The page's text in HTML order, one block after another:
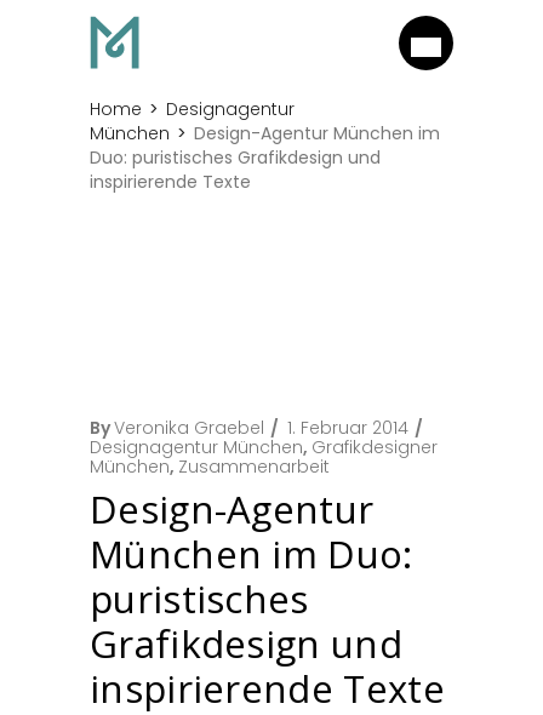
Home
Designagentur
München
Design-Agentur München im
Duo: puristisches Grafikdesign und
inspirierende Texte
ByVeronika Graebel
1. Februar 2014
Designagentur München, Grafikdesigner
München, Zusammenarbeit
Design-Agentur
München im Duo:
puristisches
Grafikdesign und
inspirierende Texte